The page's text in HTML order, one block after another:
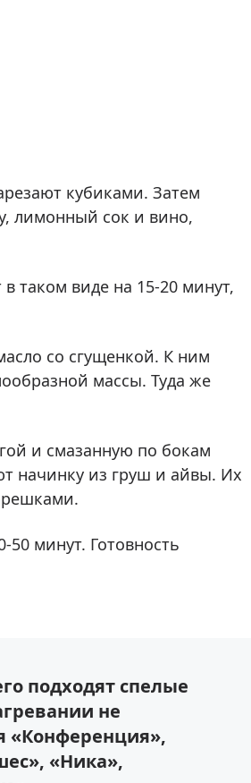
кубиками. Затем
лимонный сок и вино,
таком виде на 15-20 минут,
со сгущенкой. К ним
массы. Туда же
и смазанную по бокам
начинку из груш и айвы. Их
50 минут. Готовность
подходят спелые
не
«Конференция»,
«Ника»,